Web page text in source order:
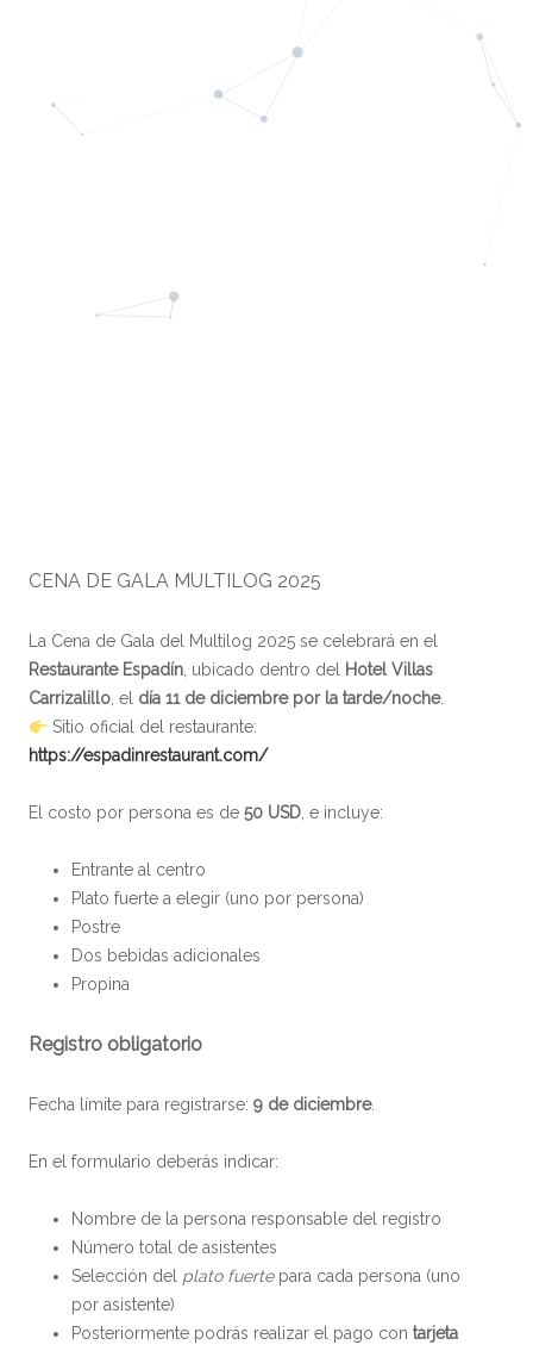
CENA DE GALA MULTILOG 2025
La Cena de Gala del Multilog 2025 se celebrará en el
Restaurante Espadín, ubicado dentro del Hotel Villas
Carrizalillo, el día 11 de diciembre por la tarde/noche.
Sitio oficial del restaurante:
https://espadinrestaurant.com/
El costo por persona es de 50 USD, e incluye:
Entrante al centro
Plato fuerte a elegir (uno por persona)
Postre
Dos bebidas adicionales
Propina
Registro obligatorio
Fecha límite para registrarse: 9 de diciembre.
En el formulario deberás indicar:
Nombre de la persona responsable del registro
Número total de asistentes
Selección del plato fuertepara cada persona (uno
por asistente)
Posteriormente podrás realizar el pago con tarjeta